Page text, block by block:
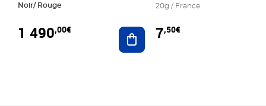
Noir/ Rouge
1 490,00€ Ajouter au panier
20g / France
7,50€